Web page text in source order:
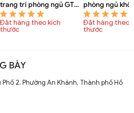
trang trí phòng ngủ GTT
6093A
Đặt hàng theo kích
thước
phòng ngủ
GTT 6092A
Đặt hàng theo
thước
BÀY
2, Phường An Khánh, Thành phố Hồ